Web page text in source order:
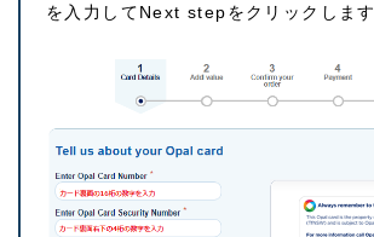
を入力してNext stepをクリックします